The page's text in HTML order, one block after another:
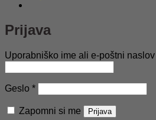
Prijava
Uporabniško ime ali e-poštni naslov
Geslo *Zahtevano
Zapomni si me Prijava